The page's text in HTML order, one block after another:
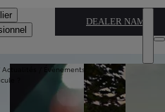
DEALER NAME
?
/ Évènements